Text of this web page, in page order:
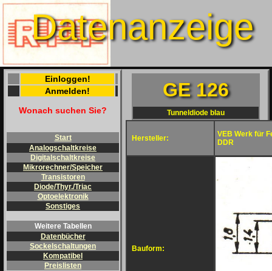
Datenanzeige
Einloggen!
Anmelden!
Wonach suchen Sie?
Start
Analogschaltkreise
Digitalschaltkreise
Mikrorechner/Speicher
Transistoren
Diode/Thyr./Triac
Optoelektronik
Sonstiges
Weitere Tabellen
Datenbücher
Sockelschaltungen
Kompatibel
Preislisten
GE 126
Tunneldiode blau
Hersteller:
VEB Werk für
DDR
Bauform: